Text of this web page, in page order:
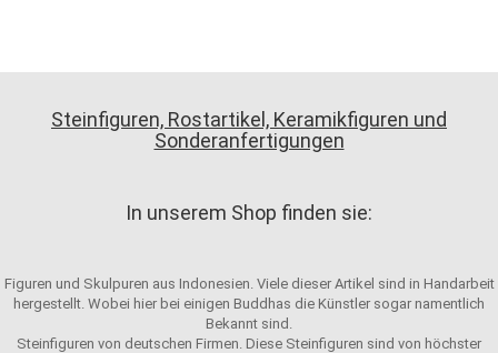
Steinfiguren, Rostartikel, Keramikfiguren und
Sonderanfertigungen
In unserem Shop finden sie:
Figuren und Skulpuren aus Indonesien. Viele dieser Artikel sind in Handarbeit
hergestellt. Wobei hier bei einigen Buddhas die Künstler sogar namentlich
Bekannt sind.
Steinfiguren von deutschen Firmen. Diese Steinfiguren sind von höchster